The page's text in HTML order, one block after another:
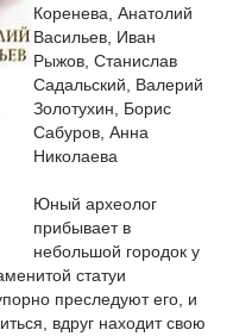
Коренева, Анатолий
Васильев, Иван
Рыжов, Станислав
Садальский, Валерий
Золотухин, Борис
Сабуров, Анна
Николаева
Юный археолог
прибывает в
небольшой городок у
статуи
преследуют его, и
вдруг находит свою